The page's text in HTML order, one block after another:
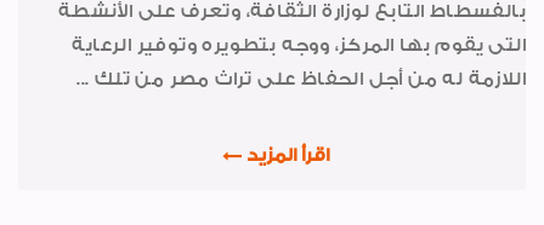
لقاءات واجتماعات
أخبار متنوعة
بالفسطاط التابع لوزارة الثقافة، وتعرف على الأنشطة
التى يقوم بها المركز، ووجه بتطويره وتوفير الرعاية
اللازمة له من أجل الحفاظ على تراث مصر من تلك ...
اقرأ المزيد